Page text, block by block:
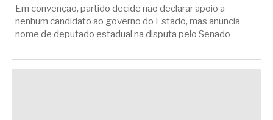
Em convenção, partido decide não declarar apoio a
nenhum candidato ao governo do Estado, mas anuncia
nome de deputado estadual na disputa pelo Senado